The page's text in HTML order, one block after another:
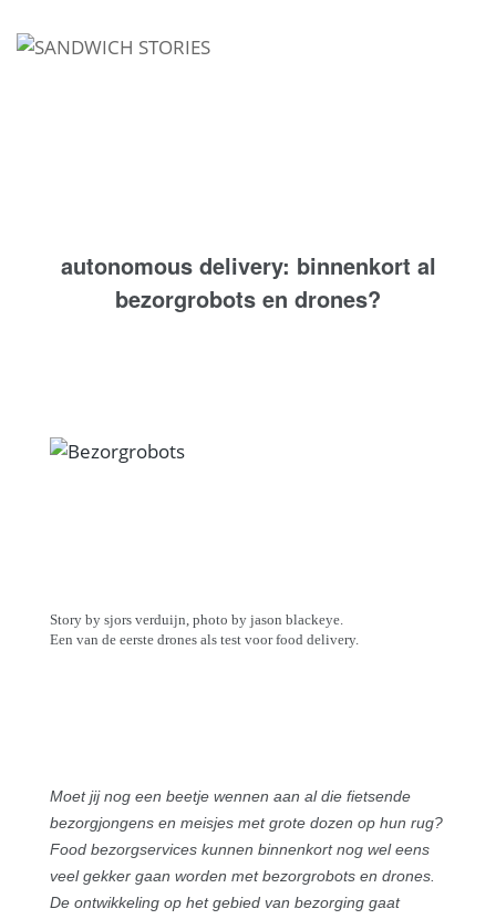
I'm looking for
autonomous delivery: binnenkort al
bezorgrobots en drones?
Story by sjors verduijn, photo by jason blackeye.
Een van de eerste drones als test voor food delivery.
Moet jij nog een beetje wennen aan al die fietsende
bezorgjongens en meisjes met grote dozen op hun rug?
Food bezorgservices kunnen binnenkort nog wel eens
veel gekker gaan worden met bezorgrobots en drones.
De ontwikkeling op het gebied van bezorging gaat